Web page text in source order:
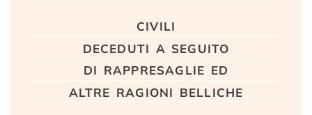
civili
deceduti a seguito
di rappresaglie ed
altre ragioni belliche